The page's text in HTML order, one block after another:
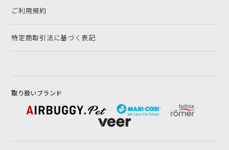
ご利用規約
特定商取引法に基づく表記
取り扱いブランド